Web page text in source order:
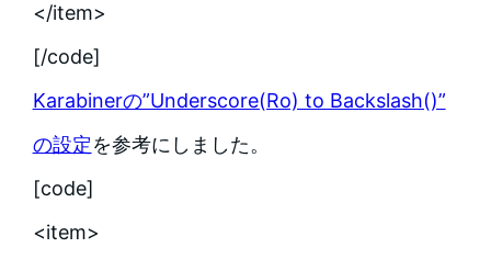
</item>
[/code]
Karabinerの”Underscore(Ro) to Backslash()”
の設定を参考にしました。
[code]
<item>